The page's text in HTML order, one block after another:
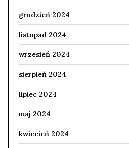
grudzień 2024
listopad 2024
wrzesień 2024
sierpień 2024
lipiec 2024
maj 2024
kwiecień 2024